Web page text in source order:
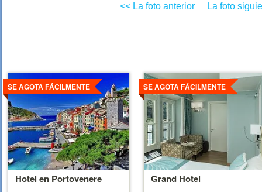
<< La foto anterior La foto
Hotel en Portovenere
SE AGOTA FÁCILMENTE
Ver
detalles
Grand Hotel
SE AGOTA FÁCILMENTE
Ver
detalles